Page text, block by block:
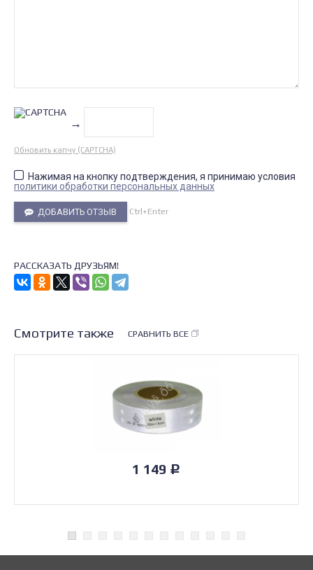
→
Обновить капчу (CAPTCHA)
Нажимая на кнопку подтверждения, я принимаю условия
политики обработки персональных данных
ДОБАВИТЬ ОТЗЫВ Ctrl+Enter
РАССКАЗАТЬ ДРУЗЬЯМ!
Смотрите также СРАВНИТЬ ВСЕ
1 149 Р